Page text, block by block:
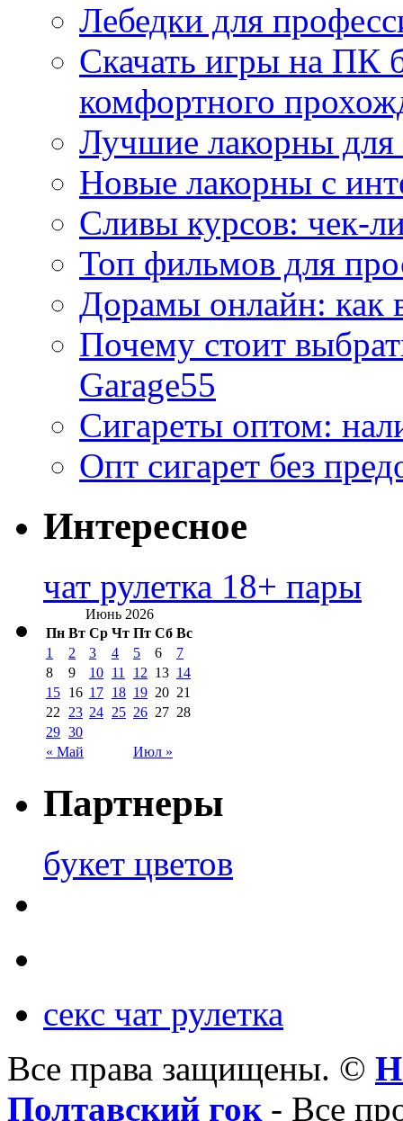
Лебедки для
Скачать игры на ПК
комфортного
Лучшие лакорны для
Новые лакорны с
Сливы курсов: чек-
Топ фильмов для
Дорамы онлайн: как
Почему стоит
Garage55
Сигареты оптом:
Опт сигарет без
Интересное
чат рулетка 18+ пары
Июнь 2026
Пн Вт Ср Чт Пт Сб Вс
« Май Июл »
1 2 3 4 5 6
7
8
9 10 11 12 13 14
15 16 17 18 19 20 21
22
23 24 25 26 27 28
29 30
Партнеры
букет цветов
секс чат рулетка
Все права защищены. ©
Полтавский гок- Все